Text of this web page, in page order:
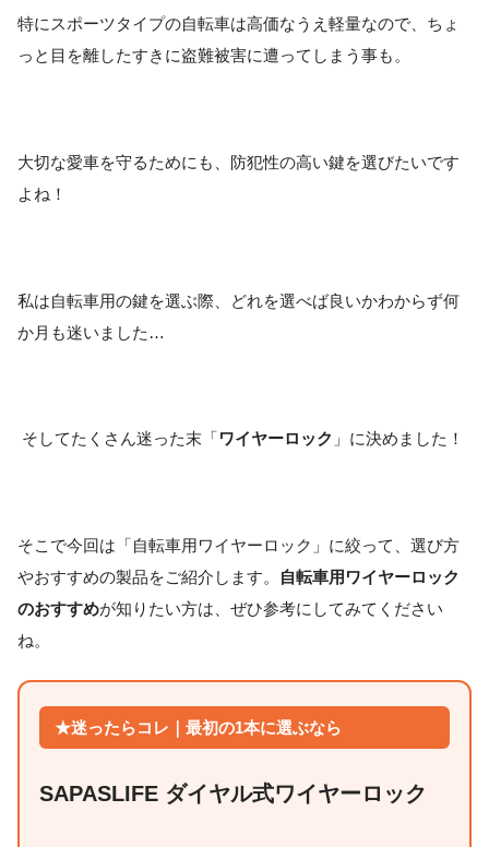
特にスポーツタイプの自転車は高価なうえ軽量なので、ちょ
っと目を離したすきに盗難被害に遭ってしまう事も。
大切な愛車を守るためにも、防犯性の高い鍵を選びたいです
よね！
私は自転車用の鍵を選ぶ際、どれを選べば良いかわからず何
か月も迷いました…
そしてたくさん迷った末「ワイヤーロック 」に決めました！
そこで今回は「自転車用ワイヤーロック」に絞って、選び方
やおすすめの製品をご紹介します。
自転車用ワイヤーロック
のおすすめが知りたい方は、ぜひ参考にしてみてください
ね。
★迷ったらコレ｜最初の1本に選ぶなら
SAPASLIFE ダイヤル式ワイヤーロック